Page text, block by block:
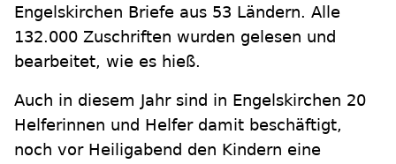
Engelskirchen Briefe aus 53 Ländern. Alle
132.000 Zuschriften wurden gelesen und
bearbeitet, wie es hieß.
Auch in diesem Jahr sind in Engelskirchen 20
Helferinnen und Helfer damit beschäftigt,
noch vor Heiligabend den Kindern eine